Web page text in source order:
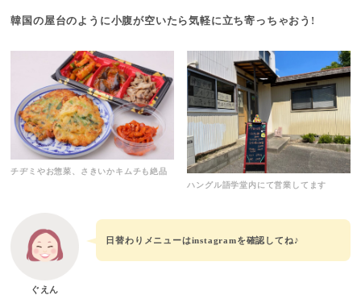
韓国の屋台のように小腹が空いたら気軽に立ち寄っちゃおう!
チヂミやお惣菜、さきいかキムチも絶品
ハングル語学堂内にて営業してます
ぐえん
日替わりメニューはinstagramを確認してね♪